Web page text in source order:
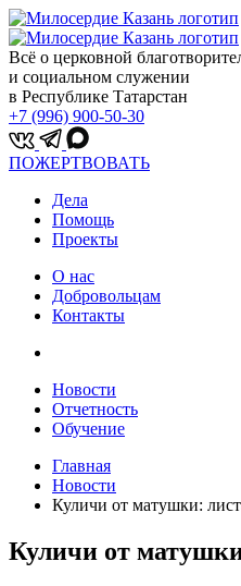
Всё о церковной
и социальном служении
в Республике Татарстан
+7 (996) 900-50-30
ПОЖЕРТВОВАТЬ
Дела
Помощь
Проекты
О нас
Добровольцам
Контакты
Новости
Отчетность
Обучение
Главная
Новости
Куличи от матушки:
Куличи от